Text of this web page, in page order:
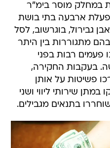
במחלק מוסר בימ"ר
ארבעה בתי בושת
גבירול, בוגרשוב, לסל
בהם מתגוררות בין היתר
פעמים רבות בפני
בעקבות החקירה,
פשיטות על אותן
שירותי ליווי ושני
בתנאים מגבילים.